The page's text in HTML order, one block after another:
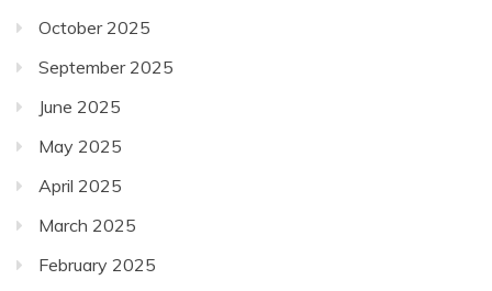
October 2025
September 2025
June 2025
May 2025
April 2025
March 2025
February 2025